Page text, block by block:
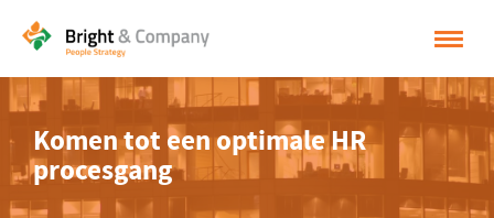
HOME
OPLOSSINGEN
Komen tot een optimale HR
procesgang